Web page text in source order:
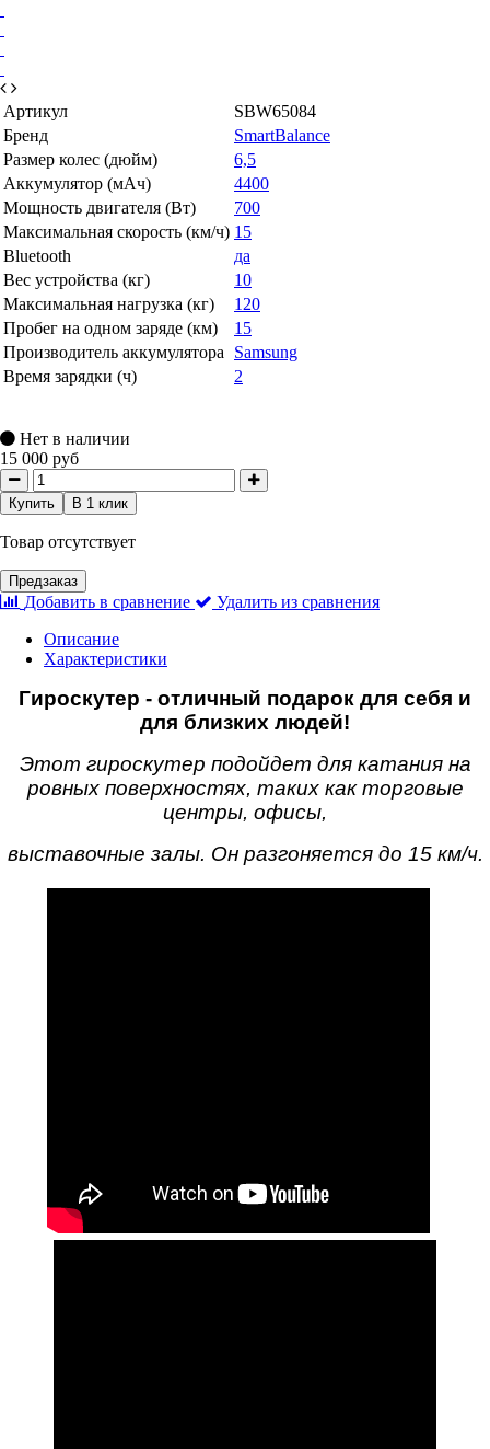
Артикул
SBW65084
Бренд
SmartBalance
Размер колес (дюйм)
6,5
Аккумулятор (мАч)
4400
Мощность двигателя (Вт)
700
Максимальная скорость (км/ч) 15
Bluetooth
да
Вес устройства (кг)
10
Максимальная нагрузка (кг)
120
Пробег на одном заряде (км)
15
Производитель аккумулятора
Samsung
Время зарядки (ч)
2
Нет в наличии
15 000 руб
Купить В 1 клик
Товар отсутствует
Предзаказ
Добавить в сравнение
Удалить из сравнения
Описание
Характеристики
Гироскутер - отличный подарок для себя и
для близких людей!
Этот гироскутер подойдет для катания на
ровных поверхностях, таких как торговые
центры, офисы,
выставочные залы. Он разгоняется до 15 км/ч.